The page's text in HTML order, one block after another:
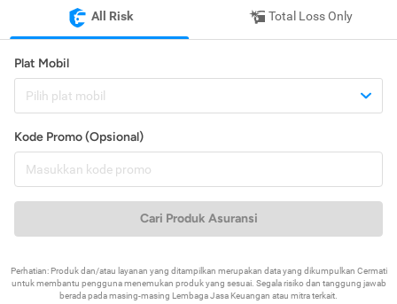
All Risk Total Loss Only
Plat Mobil
Pilih plat mobil
Kode Promo (Opsional)
Cari Produk Asuransi
Perhatian: Produk dan/atau layanan yang ditampilkan merupakan data yang dikumpulkan Cermati
untuk membantu pengguna menemukan produk yang sesuai. Segala risiko dan tanggung jawab
berada pada masing-masing Lembaga Jasa Keuangan atau mitra terkait.